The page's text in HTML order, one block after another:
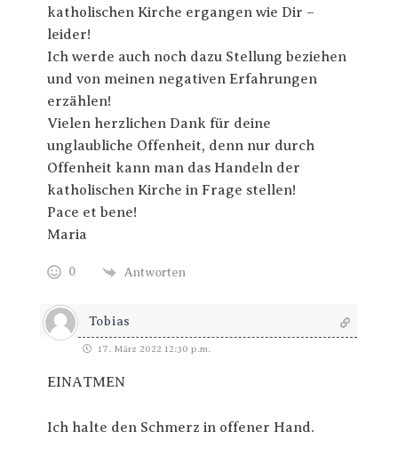
katholischen Kirche ergangen wie Dir –
leider!
Ich werde auch noch dazu Stellung beziehen
und von meinen negativen Erfahrungen
erzählen!
Vielen herzlichen Dank für deine
unglaubliche Offenheit, denn nur durch
Offenheit kann man das Handeln der
katholischen Kirche in Frage stellen!
Pace et bene!
Maria
0 Antworten
Tobias
17. März 2022 12:30 p.m.
EINATMEN
Ich halte den Schmerz in offener Hand.